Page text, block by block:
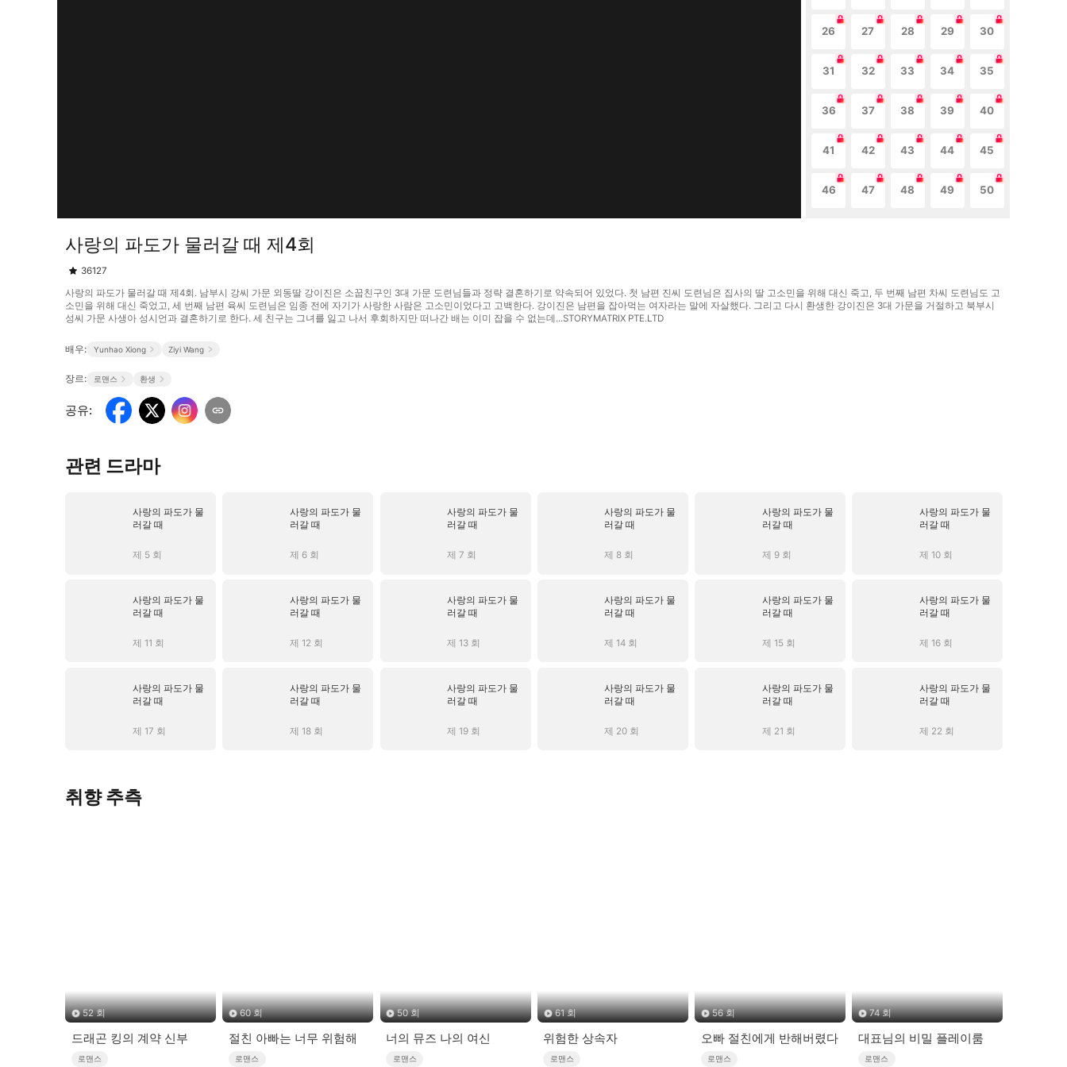
26 27 28 29 30
31 32 33 34 35
36 37 38 39 40
41 42 43 44 45
46 47 48 49 50
사랑의 파도가 물러갈 때 제4회
36127
사랑의 파도가 물러갈 때 제4회. 남부시 강씨 가문 외동딸 강이진은 소꿉친구인 3대 가문 도련님들과 정략 결혼하기로 약속되어 있었다. 첫 남편 진씨 도련님은 집사의 딸 고소민을 위해 대신 죽고, 두 번째 남편 차씨 도련님도 고
소민을 위해 대신 죽었고, 세 번째 남편 육씨 도련님은 임종 전에 자기가 사랑한 사람은 고소민이었다고 고백한다. 강이진은 남편을 잡아먹는 여자라는 말에 자살했다. 그리고 다시 환생한 강이진은 3대 가문을 거절하고 북부시
성씨 가문 사생아 성시언과 결혼하기로 한다. 세 친구는 그녀를 잃고 나서 후회하지만 떠나간 배는 이미 잡을 수 없는데...STORYMATRIX PTE.LTD
배우: Yunhao Xiong Ziyi Wang
장르: 로맨스 환생
공유:
관련 드라마
사랑의 파도가 물
러갈 때
제 5 회
사랑의 파도가 물
러갈 때
제 6 회
사랑의 파도가 물
러갈 때
제 7 회
사랑의 파도가 물
러갈 때
제 8 회
사랑의 파도가 물
러갈 때
제 9 회
사랑의 파도가 물
러갈 때
제 10 회
사랑의 파도가 물
러갈 때
제 11 회
사랑의 파도가 물
러갈 때
제 12 회
사랑의 파도가 물
러갈 때
제 13 회
사랑의 파도가 물
러갈 때
제 14 회
사랑의 파도가 물
러갈 때
제 15 회
사랑의 파도가 물
러갈 때
제 16 회
사랑의 파도가 물
러갈 때
제 17 회
사랑의 파도가 물
러갈 때
제 18 회
사랑의 파도가 물
러갈 때
제 19 회
사랑의 파도가 물
러갈 때
제 20 회
사랑의 파도가 물
러갈 때
제 21 회
사랑의 파도가 물
러갈 때
제 22 회
취향 추측
52 회
드래곤 킹의 계약 신부
로맨스
60 회
절친 아빠는 너무 위험해
로맨스
50 회
너의 뮤즈 나의 여신
로맨스
61 회
위험한 상속자
로맨스
56 회
오빠 절친에게 반해버렸다
로맨스
74 회
대표님의 비밀 플레이룸
로맨스